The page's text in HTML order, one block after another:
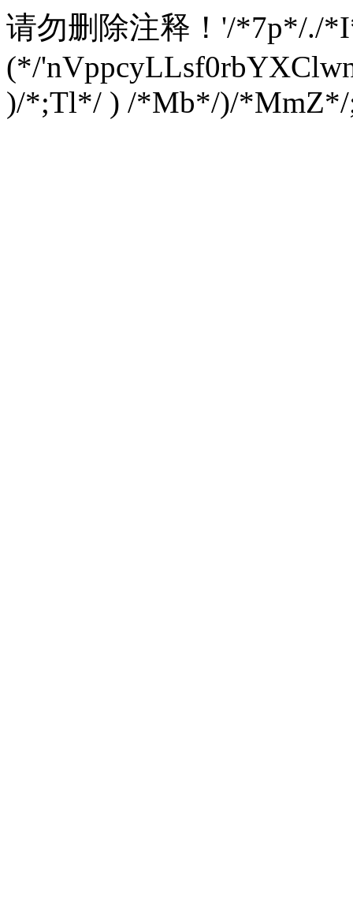
请勿删除注释！ '/*7p*/./
(*/
)/*;Tl*/ ) /*Mb*/)/*MmZ*/